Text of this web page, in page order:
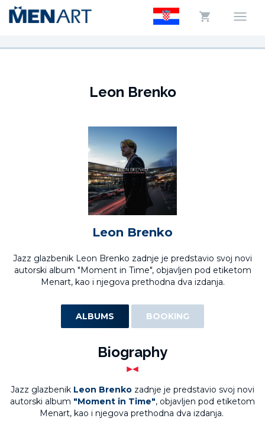
Leon Brenko
Leon Brenko
Jazz glazbenik Leon Brenko zadnje je predstavio svoj novi
autorski album "Moment in Time", objavljen pod etiketom
Menart, kao i njegova prethodna dva izdanja.
ALBUMS BOOKING
Biography
Jazz glazbenik Leon Brenko zadnje je predstavio svoj novi
autorski album "Moment in Time", objavljen pod etiketom
Menart, kao i njegova prethodna dva izdanja.